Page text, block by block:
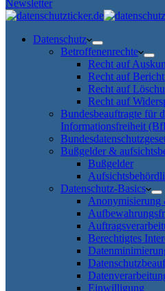
Newsletter
Datenschutz
Betroffenenrechte
Recht auf
Recht auf
Recht auf
Recht auf
Bundesbeauftragte für
Informationsfreiheit
Bußgelder &
Bußgelder
Datenschutz-Basics
Anonymisierung
Berechtigtes
Einwilligung